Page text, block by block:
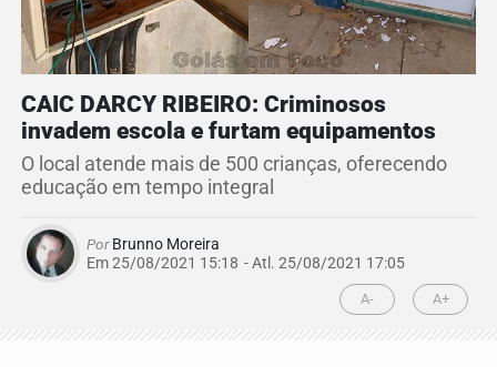
CAIC DARCY RIBEIRO: Criminosos
invadem escola e furtam equipamentos
O local atende mais de 500 crianças, oferecendo
educação em tempo integral
PorBrunno Moreira
Em 25/08/2021 15:18 - Atl. 25/08/2021 17:05
A- A+